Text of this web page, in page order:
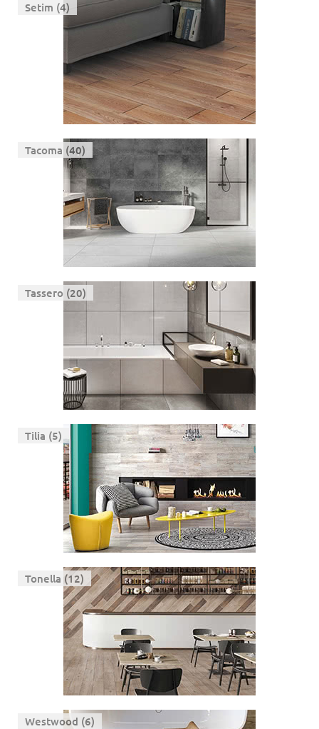
Setim (4)
Tacoma (40)
Tassero (20)
Tilia (5)
Tonella (12)
Westwood (6)